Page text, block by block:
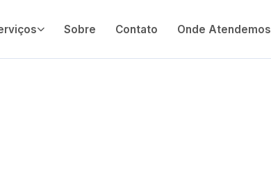
Sobre Contato Onde Atendemos